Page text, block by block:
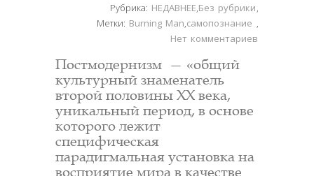
Рубрика: НЕДАВНЕЕ,Без рубрики,
Метки: Burning Man,самопознание ,
Нет комментариев
Постмодернизм — «общий
культурный знаменатель
второй половины XX века,
уникальный период, в основе
которого лежит
специфическая
парадигмальная установка на
восприятие мира в качестве